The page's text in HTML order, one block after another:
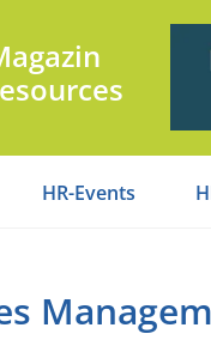
HR-Events